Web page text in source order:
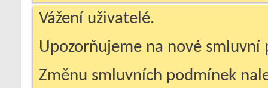
Vážení uživatelé.
Upozorňujeme na nové smluvní
Změnu smluvních podmínek